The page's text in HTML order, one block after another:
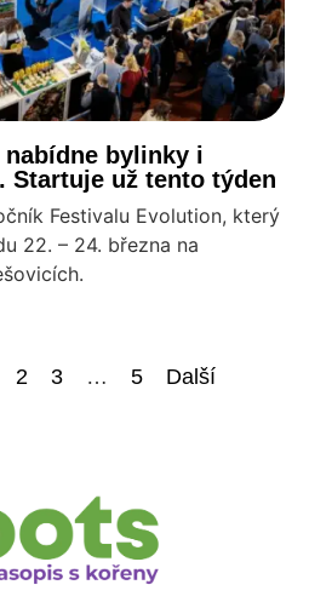
bylinky i
Startuje už tento týden
Festivalu Evolution, který
22. – 24. března na
2 3 … 5 Další